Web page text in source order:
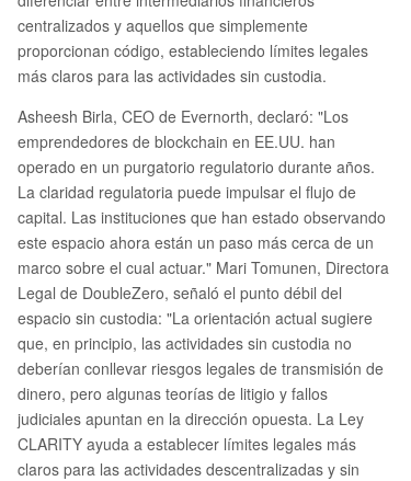
centralizados y aquellos que simplemente
proporcionan código, estableciendo límites legales
más claros para las actividades sin custodia.
Asheesh Birla, CEO de Evernorth, declaró: "Los
emprendedores de blockchain en EE.UU. han
operado en un purgatorio regulatorio durante años.
La claridad regulatoria puede impulsar el flujo de
capital. Las instituciones que han estado observando
este espacio ahora están un paso más cerca de un
marco sobre el cual actuar." Mari Tomunen, Directora
Legal de DoubleZero, señaló el punto débil del
espacio sin custodia: "La orientación actual sugiere
que, en principio, las actividades sin custodia no
deberían conllevar riesgos legales de transmisión de
dinero, pero algunas teorías de litigio y fallos
judiciales apuntan en la dirección opuesta. La Ley
CLARITY ayuda a establecer límites legales más
claros para las actividades descentralizadas y sin